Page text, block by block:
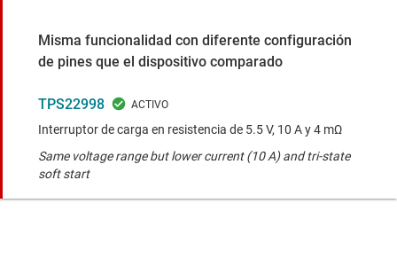
Misma funcionalidad con diferente configuración
de pines que el dispositivo comparado
TPS22998
Interruptor de carga en resistencia de 5.5 V, 10 A y 4 mΩ
Same voltage range but lower current (10 A) and tri-state
soft start